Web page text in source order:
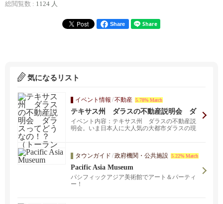
総閲覧数 : 1124 人
Share
気になるリスト
イベント情報 /不動産 5.78% Match
テキサス州 ダラスの不動産説明会 ダ
ラスってどうなの！？ （トーランス会
場）
イベント内容：テキサス州 ダラスの不動産説
明会。いま日本人に大人気の大都市ダラスの現
タウンガイド /政府機関・公共施設 5.22% Match
Pacific Asia Museum
パシフィックアジア美術館でアート＆パーティ
ー！